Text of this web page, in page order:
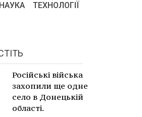
НАУКА ТЕХНОЛОГІЇ
Російські війська
захопили ще одне
село в Донецькій
області.